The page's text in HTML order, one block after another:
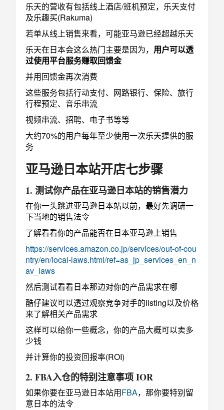
乐天的营收有包括线上酒店/班机预定，乐天支付
及乐趣买(Rakuma)
若单从线上销售来看，可能亚马逊已经超越乐天
乐天在日本会这么热门主要是因为， 用户可以透
过使用平台服务赚取回馈金
并用回馈金再次消费
这些服务包括行动支付、网路银行、保险、旅行
行程预定、音乐串流
视频串流、招聘、电子书等等
大约70%的用户每年至少使用一次乐天提供的服
务
亚马逊日本站开店七步骤
1. 测试你产品在亚马逊日本站的销售潜力
在你一头跳进亚马逊日本站以前，最好先调研一
下当地的销售法令
了解看看你的产品能否在日本亚马逊上销售
https://services.amazon.co.jp/services/out-of-cou
ntry/en/local-laws.html/ref=as_jp_services_en_n
av_laws
然后测试看看日本那边对你的产品需求在哪
酷仔建议可以透过观察竞争对手的listing以及价格
来了解相关产品需求
这样可以给你一些概念，你的产品大概可以卖多
少钱
并计算你的投资回报率(ROI)
2. FBA入仓的特别注意事项 IOR
如果你要在亚马逊日本站用FBA，那你要特别留
意日本的法令